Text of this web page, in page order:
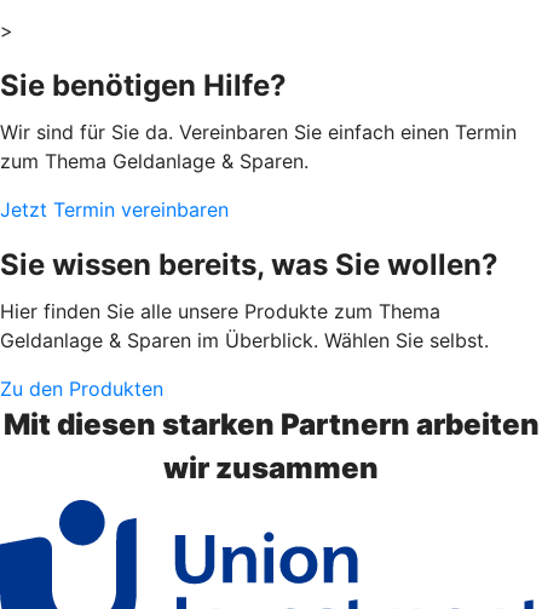
>
Sie benötigen Hilfe?
Wir sind für Sie da. Vereinbaren Sie einfach einen Termin
zum Thema Geldanlage & Sparen.
Jetzt Termin vereinbaren
Sie wissen bereits, was Sie wollen?
Hier finden Sie alle unsere Produkte zum Thema
Geldanlage & Sparen im Überblick. Wählen Sie selbst.
Zu den Produkten
Mit diesen starken Partnern arbeiten
wir zusammen